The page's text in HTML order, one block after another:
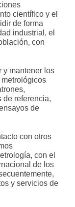
científico y el
de forma
industrial, el
con
y mantener los
de referencia,
de
con otros
con el
de los
y servicios de